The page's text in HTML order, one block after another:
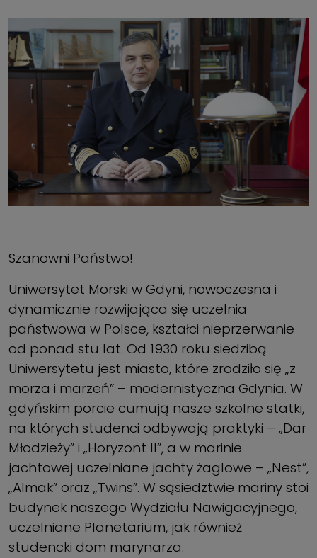
Szanowni Państwo!
Uniwersytet Morski w Gdyni, nowoczesna i
dynamicznie rozwijająca się uczelnia
państwowa w Polsce, kształci nieprzerwanie
od ponad stu lat. Od 1930 roku siedzibą
Uniwersytetu jest miasto, które zrodziło się „z
morza i marzeń” – modernistyczna Gdynia. W
gdyńskim porcie cumują nasze szkolne statki,
na których studenci odbywają praktyki – „Dar
Młodzieży” i „Horyzont II”, a w marinie
jachtowej uczelniane jachty żaglowe – „Nest”,
„Almak” oraz „Twins”. W sąsiedztwie mariny stoi
budynek naszego Wydziału Nawigacyjnego,
uczelniane Planetarium, jak również
studencki dom marynarza.